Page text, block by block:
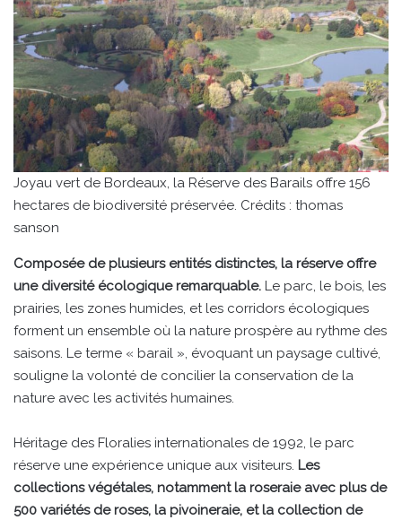
Joyau vert de Bordeaux, la Réserve des Barails offre 156
hectares de biodiversité préservée. Crédits : thomas
sanson
Composée de plusieurs entités distinctes, la réserve offre
une diversité écologique remarquable. Le parc, le bois, les
prairies, les zones humides, et les corridors écologiques
forment un ensemble où la nature prospère au rythme des
saisons. Le terme « barail », évoquant un paysage cultivé,
souligne la volonté de concilier la conservation de la
nature avec les activités humaines.
Héritage des Floralies internationales de 1992, le parc
réserve une expérience unique aux visiteurs. Les
collections végétales, notamment la roseraie avec plus de
500 variétés de roses, la pivoineraie, et la collection de